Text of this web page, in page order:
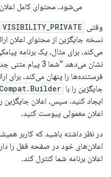
می‌شود. محتوای کامل
وقتی VISIBILITY_PRIVATE
نسخه جایگزین از محتوای اعلان
می‌کند. برای مثال، یک برنامه
نشان می‌دهد "شما 3
فرستنده‌ها را پنهان می‌کند. برای
جایگزین را با
ایجاد کنید. سپس، اعلان جایگزین
اعلان معمولی پیوست کنید.
در نظر داشته باشید که کاربر
اعلان‌های خود در صفحه قفل را
اعلان برنامه شما کنترل کند.